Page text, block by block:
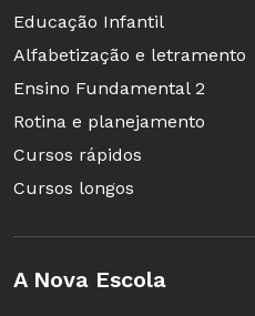
Educação Infantil
Alfabetização e letramento
Ensino Fundamental 2
Rotina e planejamento
Cursos rápidos
Cursos longos
A Nova Escola